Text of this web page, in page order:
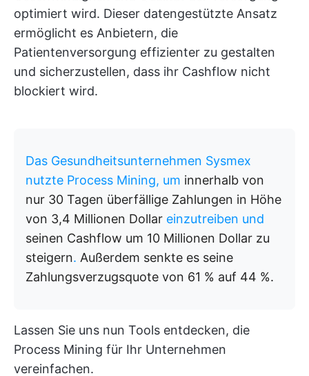
optimiert wird. Dieser datengestützte Ansatz
ermöglicht es Anbietern, die
Patientenversorgung effizienter zu gestalten
und sicherzustellen, dass ihr Cashflow nicht
blockiert wird.
Das Gesundheitsunternehmen Sysmex
nutzte Process Mining, um innerhalb von
nur 30 Tagen überfällige Zahlungen in Höhe
von 3,4 Millionen Dollar einzutreiben und
seinen Cashflow um 10 Millionen Dollar zu
steigern. Außerdem senkte es seine
Zahlungsverzugsquote von 61 % auf 44 %.
Lassen Sie uns nun Tools entdecken, die
Process Mining für Ihr Unternehmen
vereinfachen.